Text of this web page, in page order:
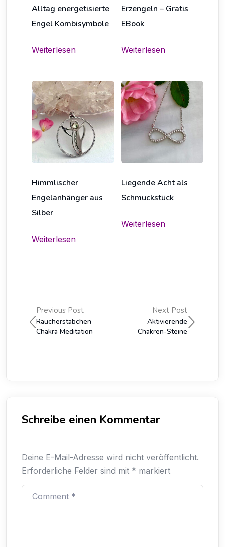
Alltag energetisierte
Engel Kombisymbole
Weiterlesen
Erzengeln – Gratis
EBook
Weiterlesen
Himmlischer
Engelanhänger aus
Silber
Weiterlesen
Liegende Acht als
Schmuckstück
Weiterlesen
Previous Post
Räucherstäbchen
Chakra Meditation
Next Post
Aktivierende
Chakren-Steine
Schreibe einen Kommentar
Deine E-Mail-Adresse wird nicht veröffentlicht.
Erforderliche Felder sind mit * markiert